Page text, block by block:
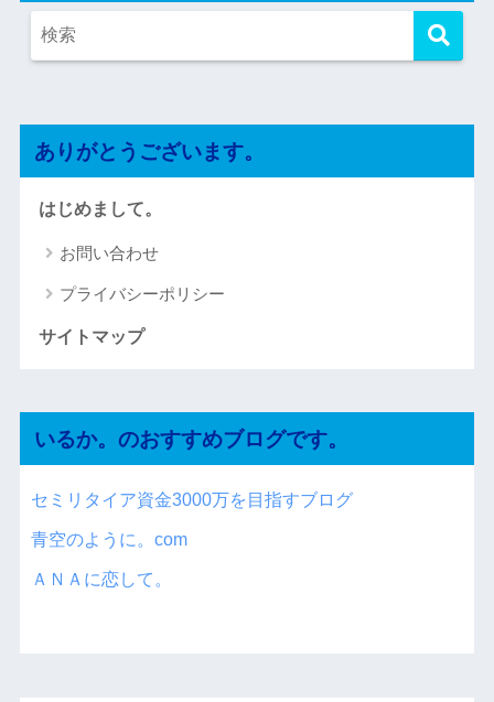
ありがとうございます。
はじめまして。
お問い合わせ
プライバシーポリシー
サイトマップ
いるか。のおすすめブログです。
セミリタイア資金3000万を目指すブログ
青空のように。com
ＡＮＡに恋して。